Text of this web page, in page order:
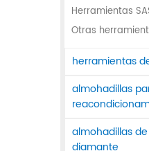
Herramientas
Otras
herramientas
almohadillas
almohadillas
diamante